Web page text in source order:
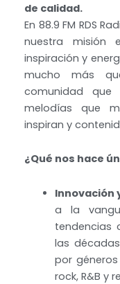
de calidad.
En 88.9 FM RDS
nuestra misión
inspiración y
mucho más
comunidad
melodías que
inspiran y
¿Qué nos hace
Innovación
a la
tendencias
las
por
rock, R&B y